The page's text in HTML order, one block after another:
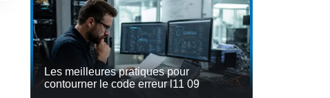
Les meilleures pratiques pour
contourner le code erreur l11 09